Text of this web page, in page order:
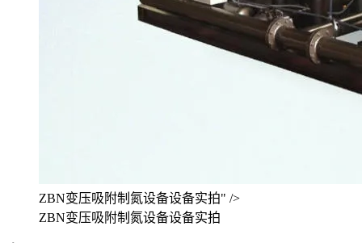
ZBN变压吸附制氮设备设备实拍" />
ZBN变压吸附制氮设备设备实拍